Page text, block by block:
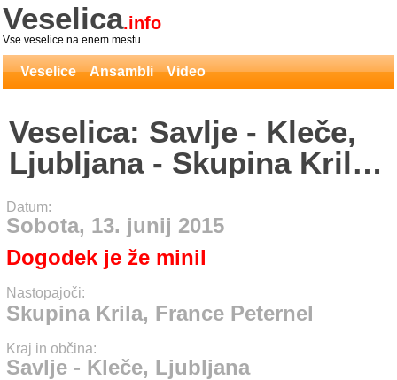
Veselica.info
Vse veselice na enem mestu
Veselice Ansambli Video
Veselica: Savlje - Kleče,
Ljubljana - Skupina Krila,
France Peternel
Datum:
Sobota, 13. junij 2015
Dogodek je že minil
Nastopajoči:
Skupina Krila, France Peternel
Kraj in občina:
Savlje - Kleče, Ljubljana